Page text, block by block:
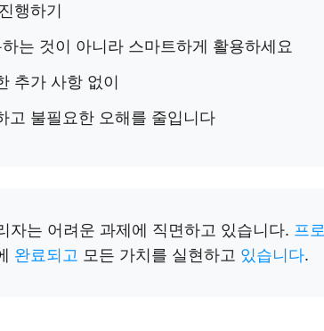
행하기
는 것이 아니라 스마트하게 활용하세요
추가 사항 없이
고 불필요한 오해를 줄입니다
자는 어려운 과제에 직면하고 있습니다. 프로
완료되고 모든 가치를 실현하고 있습니다.